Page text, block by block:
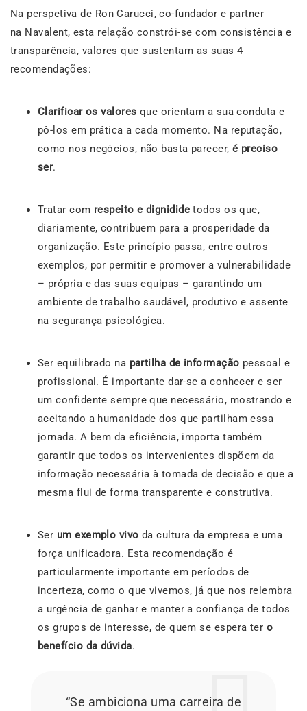
Na perspetiva de Ron Carucci, co-fundador e partner
na Navalent, esta relação constrói-se com consistência e
transparência, valores que sustentam as suas 4
recomendações:
Clarificar os valores que orientam a sua conduta e
pô-los em prática a cada momento. Na reputação,
como nos negócios, não basta parecer,é preciso
ser.
Tratar com respeito e dignididetodos os que,
diariamente, contribuem para a prosperidade da
organização. Este princípio passa, entre outros
exemplos, por permitir e promover a vulnerabilidade
– própria e das suas equipas – garantindo um
ambiente de trabalho saudável, produtivo e assente
na segurança psicológica.
Ser equilibrado na partilha de informação pessoal e
profissional. É importante dar-se a conhecer e ser
um confidente sempre que necessário, mostrando e
aceitando a humanidade dos que partilham essa
jornada. A bem da eficiência, importa também
garantir que todos os intervenientes dispõem da
informação necessária à tomada de decisão e que a
mesma flui de forma transparente e construtiva.
Ser um exemplo vivo da cultura da empresa e uma
força unificadora. Esta recomendação é
particularmente importante em períodos de
incerteza, como o que vivemos, já que nos relembra
a urgência de ganhar e manter a confiança de todos
os grupos de interesse, de quem se espera ter o
benefício da dúvida.
“Se ambiciona uma carreira de